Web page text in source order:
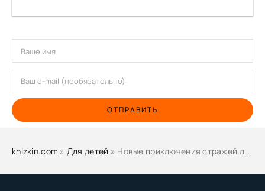
ОТПРАВИТЬ
knizkin.com » Для детей » Новые приключения стражей леса - Наталия Немцова